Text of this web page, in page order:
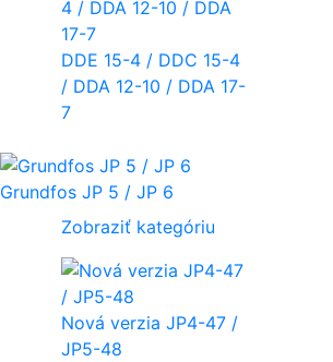
DDE 15-4 / DDC 15-4
/ DDA 12-10 / DDA 17-
7
Grundfos JP 5 / JP 6
Zobraziť kategóriu
Nová verzia JP4-47 /
JP5-48